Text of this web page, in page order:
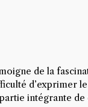
de la
d’exprimer
intégrante